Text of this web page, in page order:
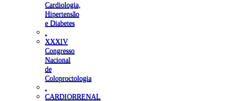
Cardiologia,
Hipertensão
e Diabetes
XXXIV
Congresso
Nacional
de
Coloproctologia
CARDIORRENAL